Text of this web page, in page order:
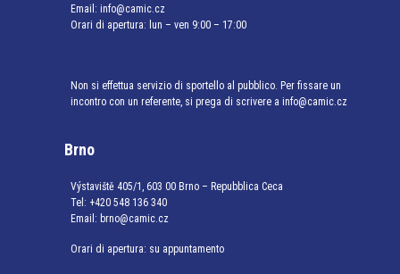
Email: info@camic.cz
Orari di apertura: lun – ven 9:00 – 17:00
Non si effettua servizio di sportello al pubblico. Per fissare un
incontro con un referente, si prega di scrivere a info@camic.cz
Brno
Výstaviště 405/1, 603 00 Brno – Repubblica Ceca
Tel: +420 548 136 340
Email: brno@camic.cz
Orari di apertura: su appuntamento